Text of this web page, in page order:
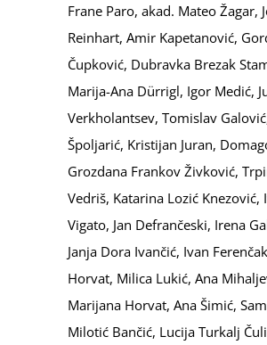
Frane Paro, akad. Mateo Žagar,
Reinhart, Amir Kapetanović,
Čupković, Dubravka Brezak
Marija-Ana Dürrigl, Igor Medić,
Verkholantsev, Tomislav
Špoljarić, Kristijan Juran,
Grozdana Frankov Živković,
Vedriš, Katarina Lozić Knezović,
Vigato, Jan Defrančeski, Irena
Janja Dora Ivančić, Ivan
Horvat, Milica Lukić, Ana
Marijana Horvat, Ana Šimić,
Milotić Bančić, Lucija Turkalj